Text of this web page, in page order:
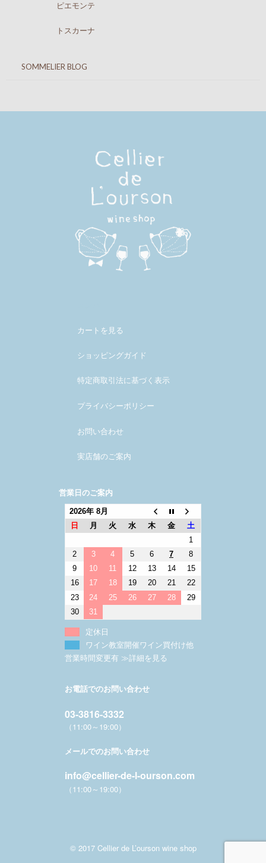
ピエモンテ
トスカーナ
SOMMELIER BLOG
カートを見る
ショッピングガイド
特定商取引法に基づく表示
プライバシーポリシー
お問い合わせ
実店舗のご案内
営業日のご案内
2026年 8月
日
月 火 水 木 金
土
1
2
3 4 5 6 7
8
9
10 11 12 13 14
15
16
17 18 19 20 21
22
23
24 25 26 27 28
29
30
31
定休日
ワイン教室開催ワイン買付け他
営業時間変更有 ≫詳細を見る
お電話でのお問い合わせ
03-3816-3332
（11:00～19:00）
メールでのお問い合わせ
info@cellier-de-l-ourson.com
（11:00～19:00）
© 2017 Cellier de L’ourson wine shop